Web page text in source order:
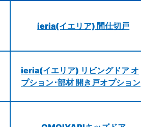
ieria(イエリア) 間仕切戸
ieria(イエリア) リビングドア オ
プション･部材 開き戸オプション